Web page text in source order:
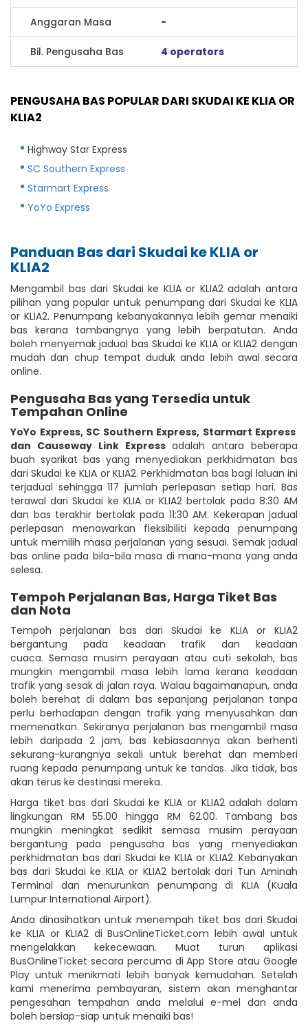
Anggaran Masa -
Bil. Pengusaha Bas 4 operators
PENGUSAHA BAS POPULAR DARI SKUDAI KE KLIA OR
KLIA2
Highway Star Express
SC Southern Express
Starmart Express
YoYo Express
Panduan Bas dari Skudai ke KLIA or
KLIA2
Mengambil bas dari Skudai ke KLIA or KLIA2 adalah antara
pilihan yang popular untuk penumpang dari Skudai ke KLIA
or KLIA2. Penumpang kebanyakannya lebih gemar menaiki
bas kerana tambangnya yang lebih berpatutan. Anda
boleh menyemak jadual bas Skudai ke KLIA or KLIA2 dengan
mudah dan chup tempat duduk anda lebih awal secara
online.
Pengusaha Bas yang Tersedia untuk
Tempahan Online
YoYo Express, SC Southern Express, Starmart Express
dan Causeway Link Expressadalah antara beberapa
buah syarikat bas yang menyediakan perkhidmatan bas
dari Skudai ke KLIA or KLIA2. Perkhidmatan bas bagi laluan ini
terjadual sehingga 117 jumlah perlepasan setiap hari. Bas
terawal dari Skudai ke KLIA or KLIA2 bertolak pada 8:30 AM
dan bas terakhir bertolak pada 11:30 AM. Kekerapan jadual
perlepasan menawarkan fleksibiliti kepada penumpang
untuk memilih masa perjalanan yang sesuai. Semak jadual
bas online pada bila-bila masa di mana-mana yang anda
selesa.
Tempoh Perjalanan Bas, Harga Tiket Bas
dan Nota
Tempoh perjalanan bas dari Skudai ke KLIA or KLIA2
bergantung pada keadaan trafik dan keadaan
cuaca. Semasa musim perayaan atau cuti sekolah, bas
mungkin mengambil masa lebih lama kerana keadaan
trafik yang sesak di jalan raya. Walau bagaimanapun, anda
boleh berehat di dalam bas sepanjang perjalanan tanpa
perlu berhadapan dengan trafik yang menyusahkan dan
memenatkan. Sekiranya perjalanan bas mengambil masa
lebih daripada 2 jam, bas kebiasaannya akan berhenti
sekurang-kurangnya sekali untuk berehat dan memberi
ruang kepada penumpang untuk ke tandas. Jika tidak, bas
akan terus ke destinasi mereka.
Harga tiket bas dari Skudai ke KLIA or KLIA2 adalah dalam
lingkungan RM 55.00 hingga RM 62.00. Tambang bas
mungkin meningkat sedikit semasa musim perayaan
bergantung pada pengusaha bas yang menyediakan
perkhidmatan bas dari Skudai ke KLIA or KLIA2. Kebanyakan
bas dari Skudai ke KLIA or KLIA2 bertolak dari Tun Aminah
Terminal dan menurunkan penumpang di KLIA (Kuala
Lumpur International Airport).
Anda dinasihatkan untuk menempah tiket bas dari Skudai
ke KLIA or KLIA2 di BusOnlineTicket.com lebih awal untuk
mengelakkan kekecewaan. Muat turun aplikasi
BusOnlineTicket secara percuma di App Store atau Google
Play untuk menikmati lebih banyak kemudahan. Setelah
kami menerima pembayaran, sistem akan menghantar
pengesahan tempahan anda melalui e-mel dan anda
boleh bersiap-siap untuk menaiki bas!